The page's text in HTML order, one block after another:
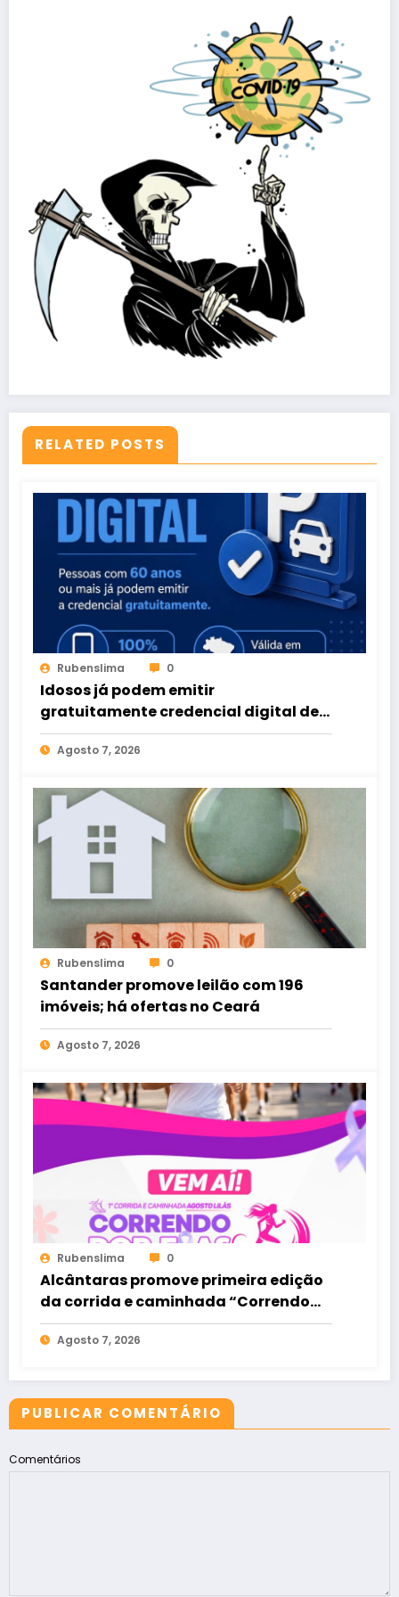
RELATED POSTS
Rubenslima 0
Idosos já podem emitir
gratuitamente credencial digital de
estacionamento
Agosto 7, 2026
Rubenslima 0
Santander promove leilão com 196
imóveis; há ofertas no Ceará
Agosto 7, 2026
Rubenslima 0
Alcântaras promove primeira edição
da corrida e caminhada “Correndo
por Elas”
Agosto 7, 2026
PUBLICAR COMENTÁRIO
Comentários